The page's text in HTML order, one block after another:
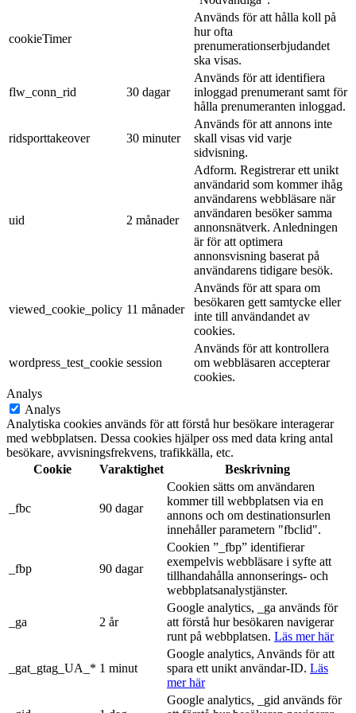
cookieTimer
Används för att hålla koll på
hur ofta
prenumerationserbjudandet
ska visas.
flw_conn_rid 30 dagar
Används för att identifiera
inloggad prenumerant samt för
hålla prenumeranten inloggad.
ridsporttakeover 30 minuter
Används för att annons inte
skall visas vid varje
sidvisning.
uid 2 månader
Adform. Registrerar ett unikt
användarid som kommer ihåg
användarens webbläsare när
användaren besöker samma
annonsnätverk. Anledningen
är för att optimera
annonsvisning baserat på
användarens tidigare besök.
viewed_cookie_policy 11 månader
Används för att spara om
besökaren gett samtycke eller
inte till användandet av
cookies.
wordpress_test_cookie session
Används för att kontrollera
om webbläsaren accepterar
cookies.
Analys
Analys
Analytiska cookies används för att förstå hur besökare interagerar
med webbplatsen. Dessa cookies hjälper oss med data kring antal
besökare, avvisningsfrekvens, trafikkälla, etc.
Cookie
Varaktighet Beskrivning
_fbc 90 dagar
Cookien sätts om användaren
kommer till webbplatsen via en
annons och om destinationsurlen
innehåller parametern "fbclid".
_fbp 90 dagar
Cookien ”_fbp” identifierar
exempelvis webbläsare i syfte att
tillhandahålla annonserings- och
webbplatsanalystjänster.
_ga 2 år
Google analytics, _ga används för
att förstå hur besökaren navigerar
runt på webbplatsen. Läs mer här
_gat_gtag_UA_* 1 minut
Google analytics, Används för att
spara ett unikt användar-ID. Läs
mer här
Google analytics, _gid används för